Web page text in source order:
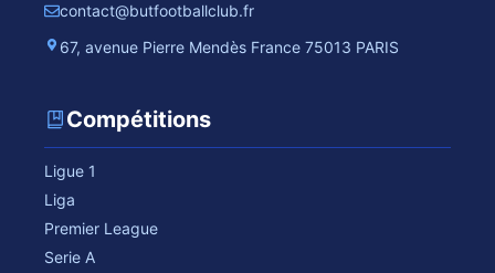
contact@butfootballclub.fr
67, avenue Pierre Mendès France 75013 PARIS
Compétitions
Ligue 1
Liga
Premier League
Serie A